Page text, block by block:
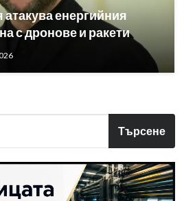
атакува енергийния
с дронове и ракети
Търсене